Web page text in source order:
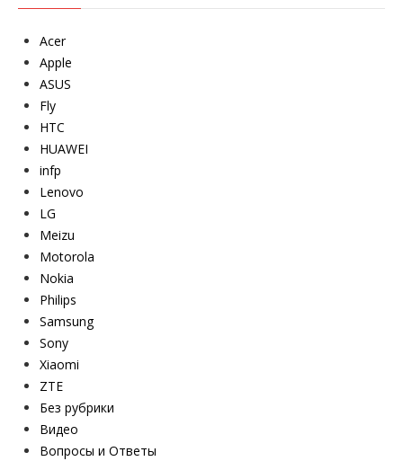
Acer
Apple
ASUS
Fly
HTC
HUAWEI
infp
Lenovo
LG
Meizu
Motorola
Nokia
Philips
Samsung
Sony
Xiaomi
ZTE
Без рубрики
Видео
Вопросы и Ответы